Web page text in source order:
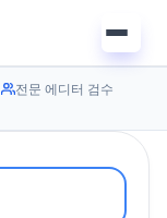
전문 에디터 검수